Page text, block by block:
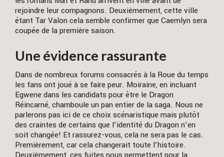
rejoindre leur compagnons. Deuxièmement, cette ville
étant Tar Valon cela semble confirmer que Caemlyn sera
coupée de la première saison.
Une évidence rassurante
Dans de nombreux forums consacrés à la Roue du temps
les fans ont joué à se faire peur. Moiraine, en incluant
Egwene dans les candidats pour être le Dragon
Réincarné, chamboule un pan entier de la saga. Nous ne
parlerons pas ici de ce choix scénaristique mais plutôt
des craintes de certains que l’identité du Dragon n’en
soit changée! Et rassurez-vous, cela ne sera pas le cas.
Premièrement, car cela changerait toute l’histoire.